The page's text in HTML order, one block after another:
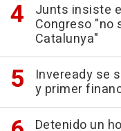
Junts insiste
Congreso "no
Catalunya"
Inveready se
y primer
Detenido un